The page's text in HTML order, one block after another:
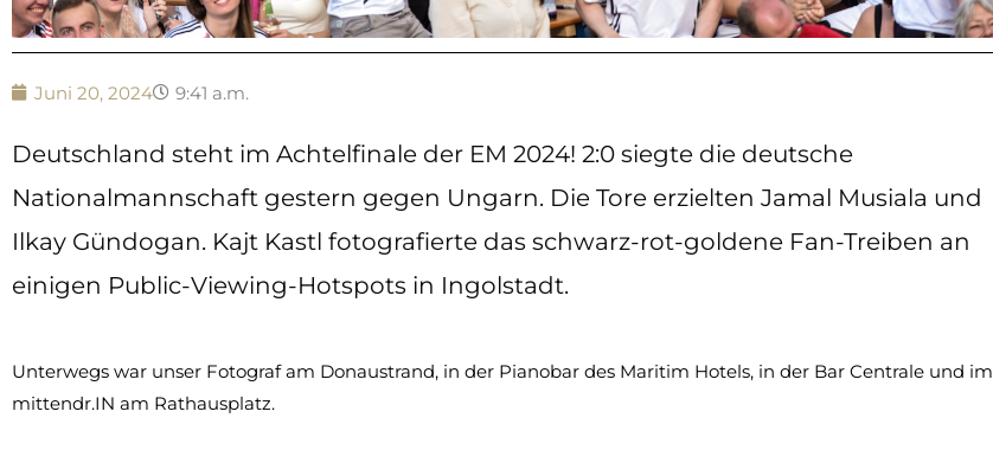
Juni 20, 2024 9:41 a.m.
Deutschland steht im Achtelfinale der EM 2024! 2:0 siegte die deutsche
Nationalmannschaft gestern gegen Ungarn. Die Tore erzielten Jamal Musiala und
Ilkay Gündogan. Kajt Kastl fotografierte das schwarz-rot-goldene Fan-Treiben an
einigen Public-Viewing-Hotspots in Ingolstadt.
Unterwegs war unser Fotograf am Donaustrand, in der Pianobar des Maritim Hotels, in der Bar Centrale und im
mittendr.IN am Rathausplatz.